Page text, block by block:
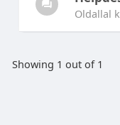
Oldallal
Showing 1 out of 1